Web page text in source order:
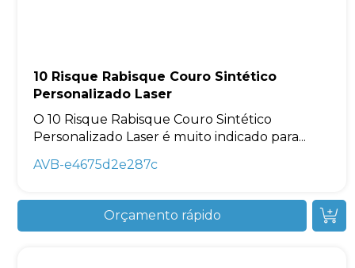
10 Risque Rabisque Couro Sintético
Personalizado Laser
O 10 Risque Rabisque Couro Sintético
Personalizado Laser é muito indicado para...
AVB-e4675d2e287c
Orçamento rápido